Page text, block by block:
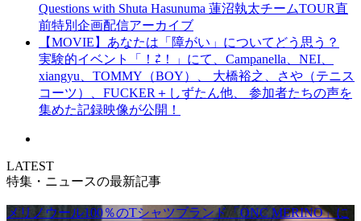
Questions with Shuta Hasunuma 蓮沼執太チームTOUR直
前特別企画配信アーカイブ
【MOVIE】あなたは「障がい」についてどう思う？
実験的イベント「！⇄！」にて、Campanella、NEI、
xiangyu、TOMMY（BOY）、 大橋裕之、さや（テニス
コーツ）、FUCKER＋しずたん他、 参加者たちの声を
集めた記録映像が公開！
LATEST
特集・ニュースの最新記事
メリノウール100％のTシャツブランド「ONC MERINO」に